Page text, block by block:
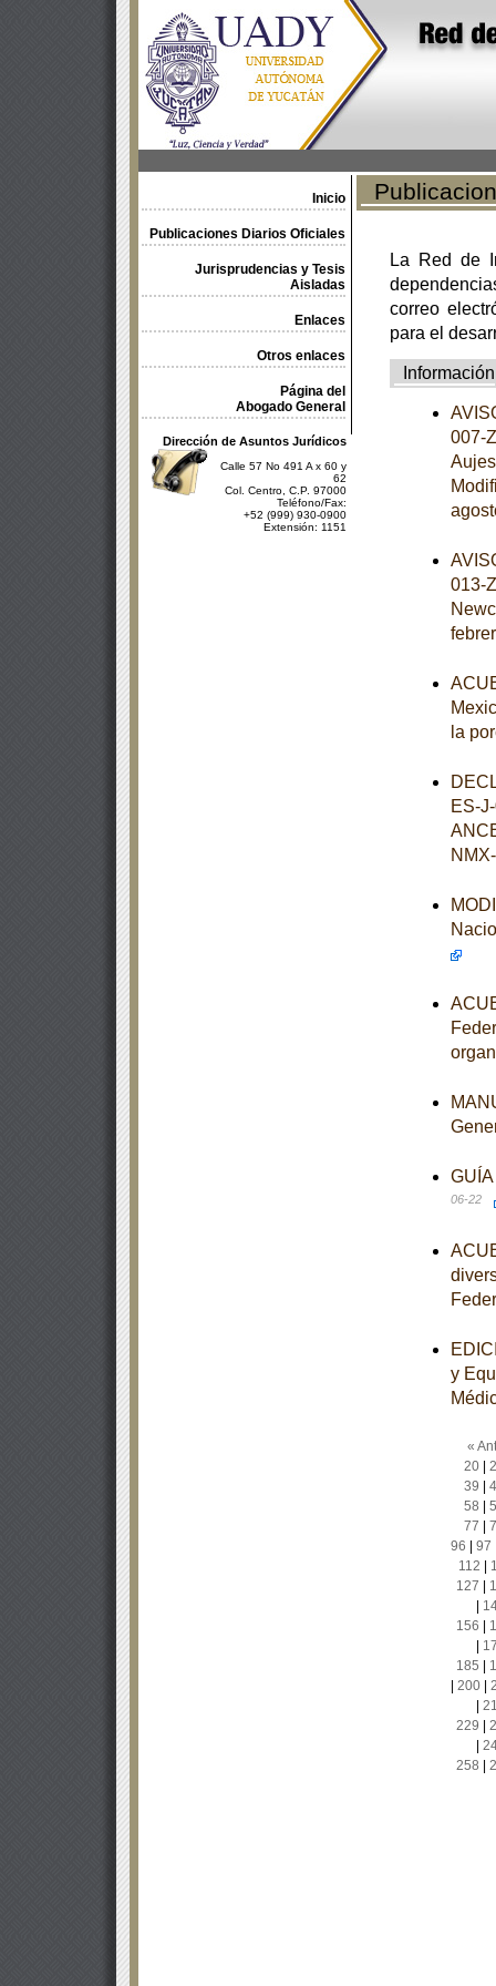
Inicio
Publicaciones Diarios Oficiales
Jurisprudencias y Tesis
Aisladas
Enlaces
Otros enlaces
Página del
Abogado General
Dirección de Asuntos Jurídicos
Calle 57 No 491 A x 60 y
62
Col. Centro, C.P. 97000
Teléfono/Fax:
+52 (999) 930-0900
Extensión: 1151
La Red de
correo
para el
Información
007-
013-
la
ES-
06-22
y
«
20|
39
58
77
96
97
112
127
156
185
200|
229
258